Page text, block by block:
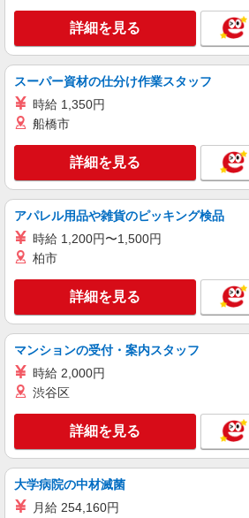
株式会社トラストグロース 新宿本社 第1
グループホームでの介
時給：1650円
東京都江戸川区
株式会社トラストグロース 新宿本社 第1
有料老人ホームでの夜
一夜勤：31,000円〜
どによる
キープ
契約社員
地域密着型有料老人ホーム せらび篠崎/
介護職員（ヘルパー）
東京都江戸川区東篠
街入口」下車後、徒歩7
キープ
詳細を見る
スーパー資材の仕分け作業スタッフ
時給 1,350円
船橋市
詳細を見る
アパレル用品や雑貨のピッキング検品
時給 1,200円〜1,500円
柏市
詳細を見る
マンションの受付・案内スタッフ
時給 2,000円
渋谷区
詳細を見る
大学病院の中材滅菌
月給 254,160円